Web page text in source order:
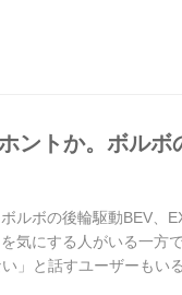
ントか。ボル
ルボの後輪駆動BEV
気にする人がいる一
」と話すユーザーもい